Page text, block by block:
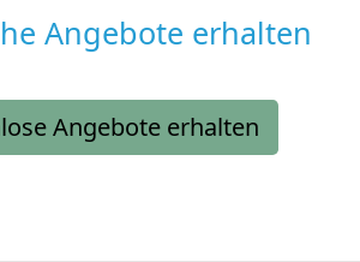
Angebote erhalten
Angebote erhalten